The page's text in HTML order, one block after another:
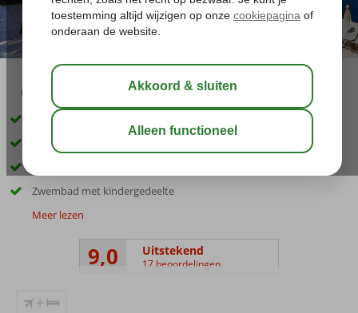
03:30
Loop zo het strand op
Gratis wifi in het gehele complex
Zwembad met kindergedeelte
Meer lezen
9,0 Uitstekend
17 beoordelingen
+